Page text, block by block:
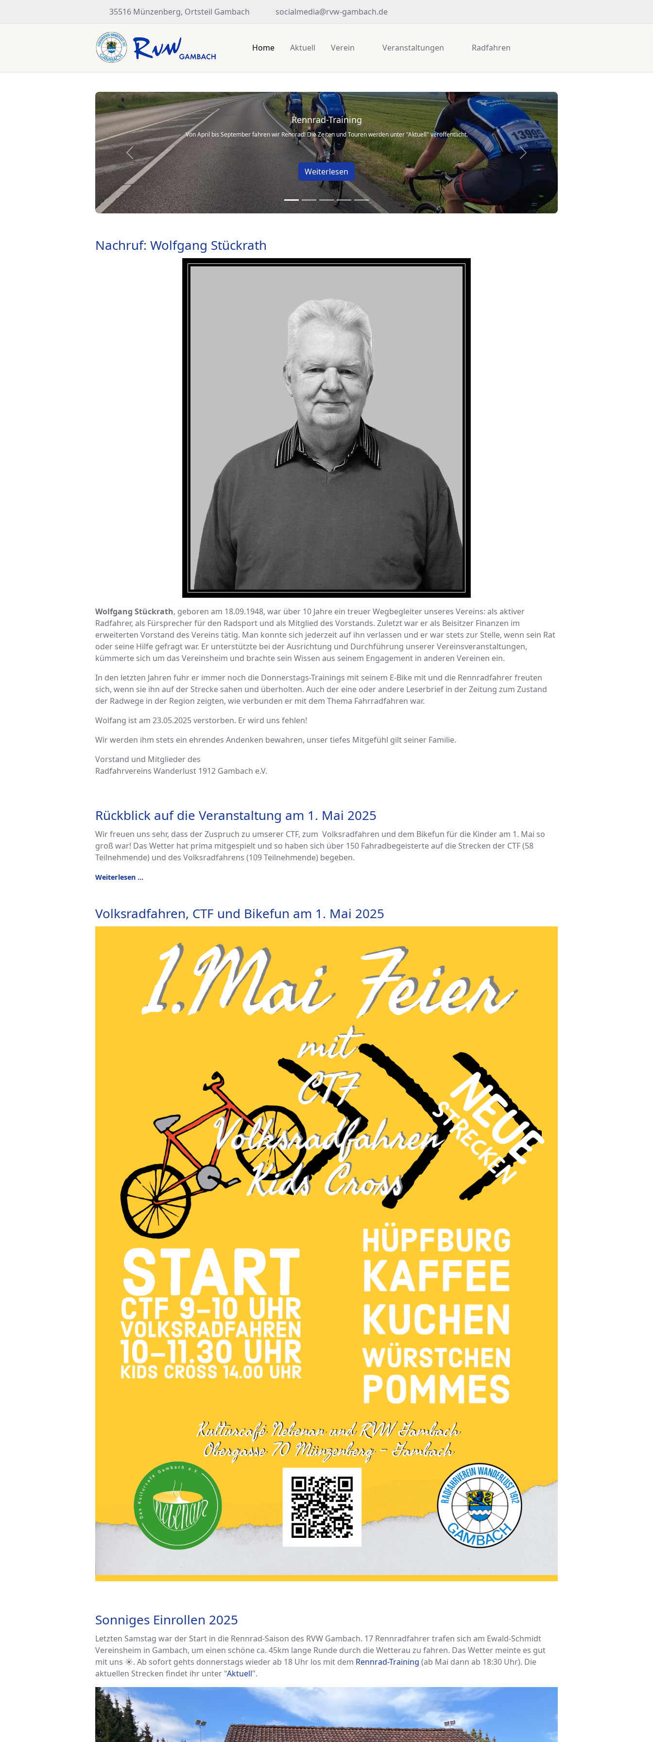
35516 Münzenberg, Ortsteil Gambach socialmedia@rvw-gambach.de
Home Aktuell Verein Veranstaltungen Radfahren
Rennrad-Training
Von April bis September fahren wir Rennrad! Die Zeiten und Touren werden unter "Aktuell" veröffentlicht.
Weiterlesen
Previous Next
Nachruf: Wolfgang Stückrath
Wolfgang Stückrath, geboren am 18.09.1948, war über 10 Jahre ein treuer Wegbegleiter unseres Vereins: als aktiver
Radfahrer, als Fürsprecher für den Radsport und als Mitglied des Vorstands. Zuletzt war er als Beisitzer Finanzen im
erweiterten Vorstand des Vereins tätig. Man konnte sich jederzeit auf ihn verlassen und er war stets zur Stelle, wenn sein Rat
oder seine Hilfe gefragt war. Er unterstützte bei der Ausrichtung und Durchführung unserer Vereinsveranstaltungen,
kümmerte sich um das Vereinsheim und brachte sein Wissen aus seinem Engagement in anderen Vereinen ein.
In den letzten Jahren fuhr er immer noch die Donnerstags-Trainings mit seinem E-Bike mit und die Rennradfahrer freuten
sich, wenn sie ihn auf der Strecke sahen und überholten. Auch der eine oder andere Leserbrief in der Zeitung zum Zustand
der Radwege in der Region zeigten, wie verbunden er mit dem Thema Fahrradfahren war.
Wolfang ist am 23.05.2025 verstorben. Er wird uns fehlen!
Wir werden ihm stets ein ehrendes Andenken bewahren, unser tiefes Mitgefühl gilt seiner Familie.
Vorstand und Mitglieder des
Radfahrvereins Wanderlust 1912 Gambach e.V.
Rückblick auf die Veranstaltung am 1. Mai 2025
Wir freuen uns sehr, dass der Zuspruch zu umserer CTF, zum Volksradfahren und dem Bikefun für die Kinder am 1. Mai so
groß war! Das Wetter hat prima mitgespielt und so haben sich über 150 Fahradbegeisterte auf die Strecken der CTF (58
Teilnehmende) und des Volksradfahrens (109 Teilnehmende) begeben.
Weiterlesen …
Volksradfahren, CTF und Bikefun am 1. Mai 2025
Sonniges Einrollen 2025
Letzten Samstag war der Start in die Rennrad-Saison des RVW Gambach. 17 Rennradfahrer trafen sich am Ewald-Schmidt
Vereinsheim in Gambach, um einen schöne ca. 45km lange Runde durch die Wetterau zu fahren. Das Wetter meinte es gut
mit uns ☀️. Ab sofort gehts donnerstags wieder ab 18 Uhr los mit dem Rennrad-Training (ab Mai dann ab 18:30 Uhr). Die
aktuellen Strecken findet ihr unter "Aktuell".